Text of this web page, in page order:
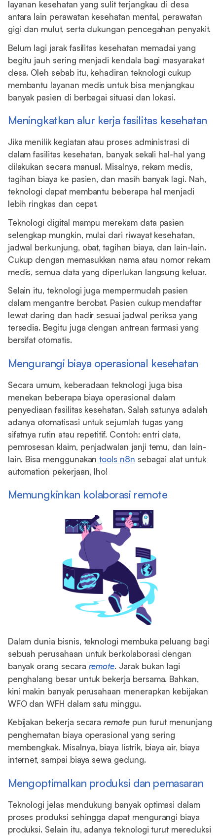
layanan kesehatan yang sulit terjangkau di desa
antara lain perawatan kesehatan mental, perawatan
gigi dan mulut, serta dukungan pencegahan penyakit.
Belum lagi jarak fasilitas kesehatan memadai yang
begitu jauh sering menjadi kendala bagi masyarakat
desa. Oleh sebab itu, kehadiran teknologi cukup
membantu layanan medis untuk bisa menjangkau
banyak pasien di berbagai situasi dan lokasi.
Meningkatkan alur kerja fasilitas kesehatan
Jika menilik kegiatan atau proses administrasi di
dalam fasilitas kesehatan, banyak sekali hal-hal yang
dilakukan secara manual. Misalnya, rekam medis,
tagihan biaya ke pasien, dan masih banyak lagi. Nah,
teknologi dapat membantu beberapa hal menjadi
lebih ringkas dan cepat.
Teknologi digital mampu merekam data pasien
selengkap mungkin, mulai dari riwayat kesehatan,
jadwal berkunjung, obat, tagihan biaya, dan lain-lain.
Cukup dengan memasukkan nama atau nomor rekam
medis, semua data yang diperlukan langsung keluar.
Selain itu, teknologi juga mempermudah pasien
dalam mengantre berobat. Pasien cukup mendaftar
lewat daring dan hadir sesuai jadwal periksa yang
tersedia. Begitu juga dengan antrean farmasi yang
bersifat otomatis.
Mengurangi biaya operasional kesehatan
Secara umum, keberadaan teknologi juga bisa
menekan beberapa biaya operasional dalam
penyediaan fasilitas kesehatan. Salah satunya adalah
adanya otomatisasi untuk sejumlah tugas yang
sifatnya rutin atau repetitif. Contoh: entri data,
pemrosesan klaim, penjadwalan janji temu, dan lain-
lain. Bisa menggunakan tools n8n sebagai alat untuk
automation pekerjaan, lho!
Memungkinkan kolaborasi remote
Dalam dunia bisnis, teknologi membuka peluang bagi
sebuah perusahaan untuk berkolaborasi dengan
banyak orang secara remote. Jarak bukan lagi
penghalang besar untuk bekerja bersama. Bahkan,
kini makin banyak perusahaan menerapkan kebijakan
WFO dan WFH dalam satu minggu.
Kebijakan bekerja secararemotepun turut menunjang
penghematan biaya operasional yang sering
membengkak. Misalnya, biaya listrik, biaya air, biaya
internet, sampai biaya sewa gedung.
Mengoptimalkan produksi dan pemasaran
Teknologi jelas mendukung banyak optimasi dalam
proses produksi sehingga dapat mengurangi biaya
produksi. Selain itu, adanya teknologi turut mereduksi